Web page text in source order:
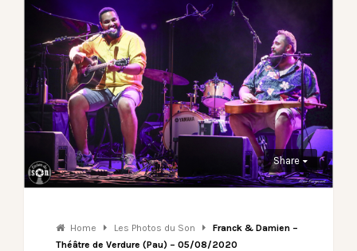
Share
Home Les Photos du Son
Franck & Damien –
Théâtre de Verdure (Pau) – 05/08/2020